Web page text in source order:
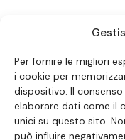
Per fornire le migliori
i cookie per
dispositivo. Il
elaborare dati come il
unici su questo sito.
può influire